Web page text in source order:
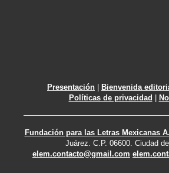
Presentación Bienvenida
Políticas de privacidad
Fundación para las Letras Mexicanas
Juárez. C.P. 06600. Ciudad
elem.contacto@gmail.com